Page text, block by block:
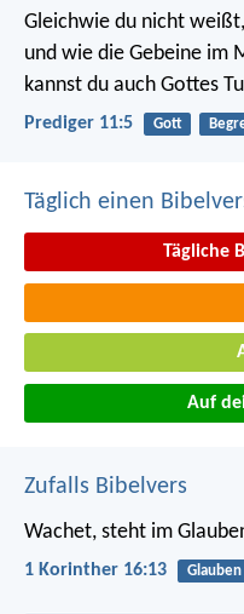
Gleichwie du nicht
und wie die Gebeine im
kannst du auch Gottes
Prediger 11:5 Gott
Täglich einen
Tägliche
Auf
Zufalls Bibelvers
Wachet, steht im
1 Korinther 16:13 Glauben